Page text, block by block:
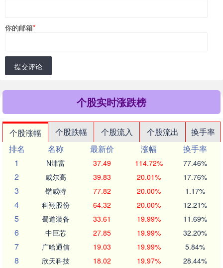
你的邮箱*
提交评论
个股实时涨跌榜
个股涨幅 个股跌幅 个股流入 个股流出
换手率
排名
名称 最新价 涨幅
换手率
1
N津富 37.49 114.72% 77.46%
2 威尔高 39.83 20.01% 17.76%
3 锴威特 77.82 20.00% 1.17%
4 科翔股份 64.32 20.00% 12.21%
5 蜀道装备 33.61 19.99% 11.69%
6 中巨芯 27.85 19.99% 32.20%
7 广哈通信 19.03 19.99% 5.84%
8 欣天科技 18.02 19.97% 28.44%